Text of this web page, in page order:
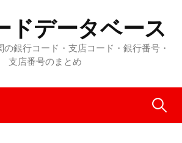
ドデータベース
の銀行コード・支店コード・銀行番号・
支店番号のまとめ
検